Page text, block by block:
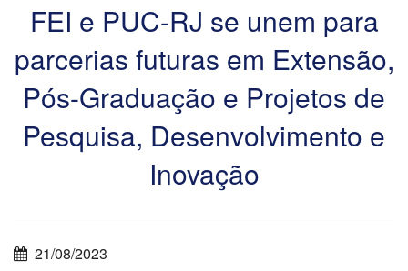
FEI e PUC-RJ se unem para
parcerias futuras em Extensão,
Pós-Graduação e Projetos de
Pesquisa, Desenvolvimento e
Inovação
21/08/2023